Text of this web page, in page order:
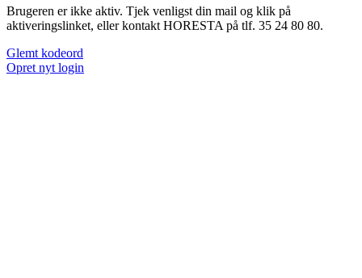
Brugeren er ikke aktiv. Tjek venligst din mail og klik på
aktiveringslinket, eller kontakt HORESTA på tlf. 35 24 80 80.
Glemt kodeord
Opret nyt login